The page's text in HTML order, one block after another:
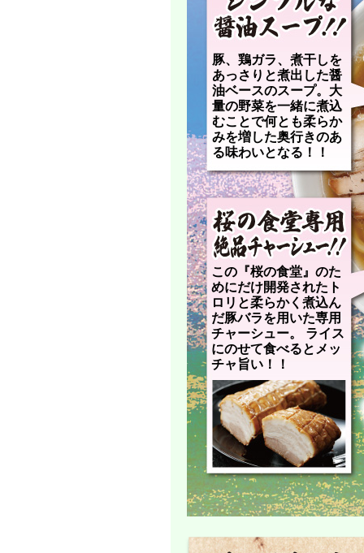
豚、鶏ガラ、煮干しを
あっさりと煮出した醤
油ベースのスープ。大
量の野菜を一緒に煮込
むことで何とも柔らか
みを増した奥行きのあ
る味わいとなる！！
この『桜の食堂』のた
めにだけ開発されたト
ロリと柔らかく煮込ん
だ豚バラを用いた専用
チャーシュー。 ライス
にのせて食べるとメッ
チャ旨い！！